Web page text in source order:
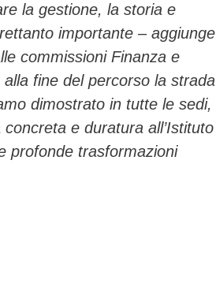
la gestione, la storia e
importante – aggiunge
commissioni Finanza e
fine del percorso la strada
dimostrato in tutte le sedi,
e duratura all’Istituto
profonde trasformazioni